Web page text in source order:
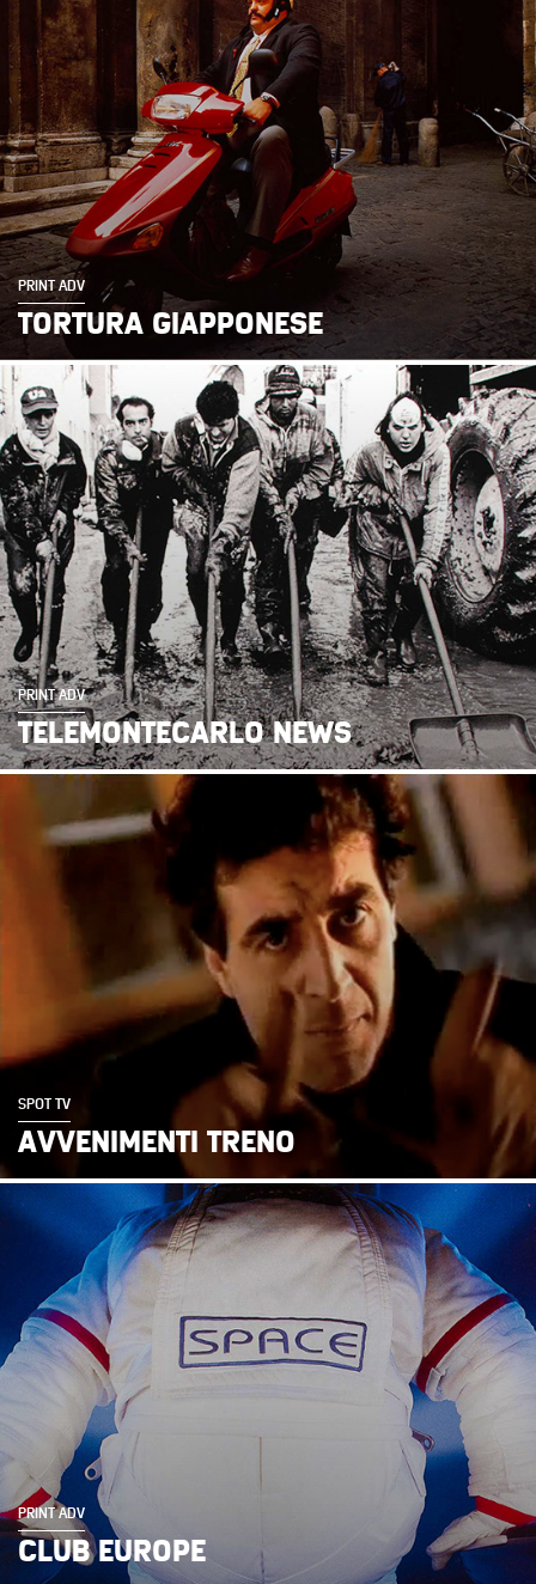
PRINT ADV
TORTURA GIAPPONESE
PRINT ADV
TELEMONTECARLO NEWS
SPOT TV
AVVENIMENTI TRENO
PRINT ADV
CLUB EUROPE